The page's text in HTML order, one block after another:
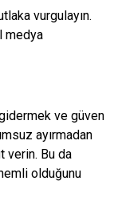
vurgulayın.
medya
ve güven
ayırmadan
verin. Bu da
olduğunu